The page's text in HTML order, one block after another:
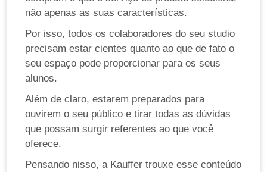
não apenas as suas características.
Por isso, todos os colaboradores do seu studio
precisam estar cientes quanto ao que de fato o
seu espaço pode proporcionar para os seus
alunos.
Além de claro, estarem preparados para
ouvirem o seu público e tirar todas as dúvidas
que possam surgir referentes ao que você
oferece.
Pensando nisso, a Kauffer trouxe esse conteúdo